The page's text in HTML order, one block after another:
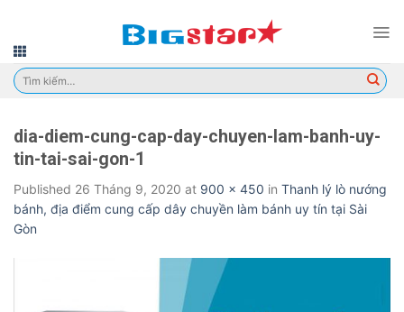
content
Tìm
kiếm:
dia-diem-cung-cap-day-chuyen-lam-banh-uy-
tin-tai-sai-gon-1
Published 26 Tháng 9, 2020 at 900 × 450 in Thanh lý lò nướng
bánh, địa điểm cung cấp dây chuyền làm bánh uy tín tại Sài
Gòn